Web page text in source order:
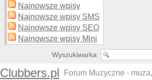
Najnowsze wpisy
Najnowsze wpisy SMS
Najnowsze wpisy SEO
Najnowsze wpisy Mini
Wyszukiwarka:
Clubbers.pl Forum Muzyczne -